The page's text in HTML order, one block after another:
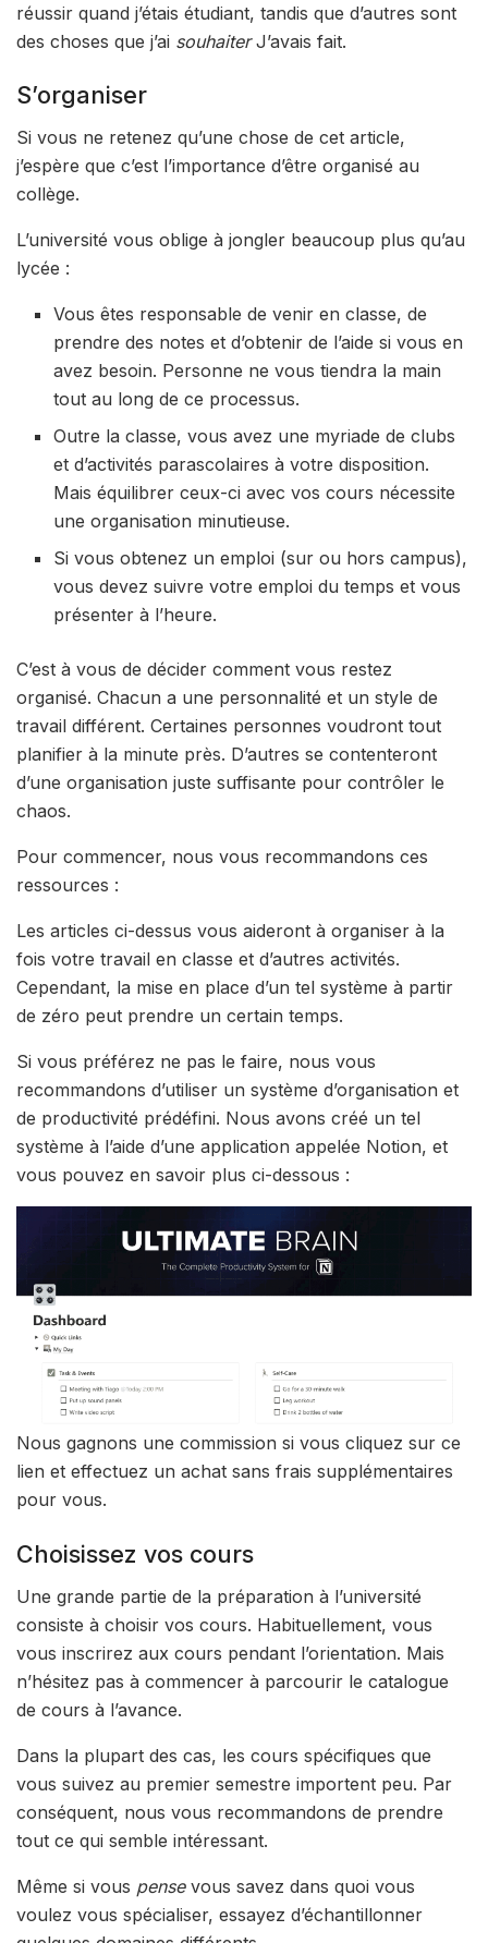
réussir quand j’étais étudiant, tandis que d’autres sont
des choses que j’ai souhaiterJ’avais fait.
S’organiser
Si vous ne retenez qu’une chose de cet article,
j’espère que c’est l’importance d’être organisé au
collège.
L’université vous oblige à jongler beaucoup plus qu’au
lycée :
Vous êtes responsable de venir en classe, de
prendre des notes et d’obtenir de l’aide si vous en
avez besoin. Personne ne vous tiendra la main
tout au long de ce processus.
Outre la classe, vous avez une myriade de clubs
et d’activités parascolaires à votre disposition.
Mais équilibrer ceux-ci avec vos cours nécessite
une organisation minutieuse.
Si vous obtenez un emploi (sur ou hors campus),
vous devez suivre votre emploi du temps et vous
présenter à l’heure.
C’est à vous de décider comment vous restez
organisé. Chacun a une personnalité et un style de
travail différent. Certaines personnes voudront tout
planifier à la minute près. D’autres se contenteront
d’une organisation juste suffisante pour contrôler le
chaos.
Pour commencer, nous vous recommandons ces
ressources :
Les articles ci-dessus vous aideront à organiser à la
fois votre travail en classe et d’autres activités.
Cependant, la mise en place d’un tel système à partir
de zéro peut prendre un certain temps.
Si vous préférez ne pas le faire, nous vous
recommandons d’utiliser un système d’organisation et
de productivité prédéfini. Nous avons créé un tel
système à l’aide d’une application appelée Notion, et
vous pouvez en savoir plus ci-dessous :
Nous gagnons une commission si vous cliquez sur ce
lien et effectuez un achat sans frais supplémentaires
pour vous.
Choisissez vos cours
Une grande partie de la préparation à l’université
consiste à choisir vos cours. Habituellement, vous
vous inscrirez aux cours pendant l’orientation. Mais
n’hésitez pas à commencer à parcourir le catalogue
de cours à l’avance.
Dans la plupart des cas, les cours spécifiques que
vous suivez au premier semestre importent peu. Par
conséquent, nous vous recommandons de prendre
tout ce qui semble intéressant.
Même si vous pense vous savez dans quoi vous
voulez vous spécialiser, essayez d’échantillonner